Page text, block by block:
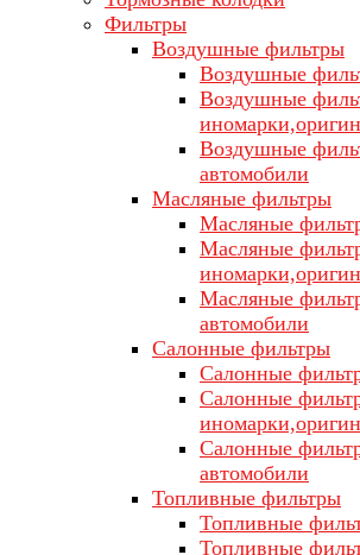
Фильтры
Воздушные фильтры
Воздушные
Воздушные
Воздушные
автомобили
Масляные фильтры
Масляные
Масляные
Масляные
автомобили
Салонные фильтры
Салонные
Салонные
Салонные
автомобили
Топливные фильтры
Топливные
Топливные